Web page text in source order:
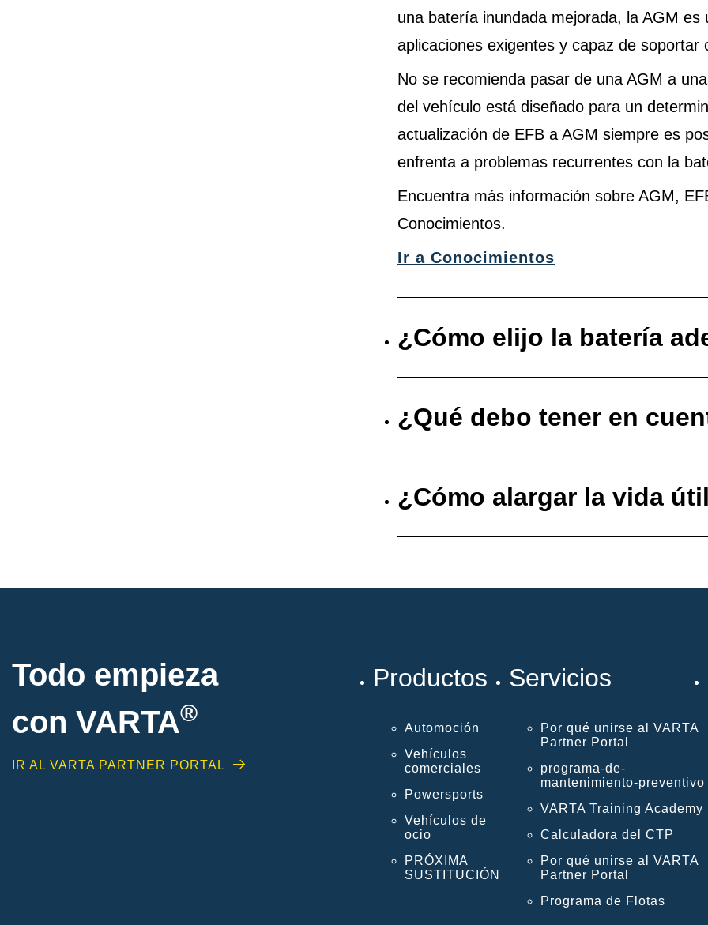
una batería inundada mejorada, la AGM
aplicaciones exigentes y capaz de
No se recomienda pasar de una AGM a
del vehículo está diseñado para un
actualización de EFB a AGM siempre es
enfrenta a problemas recurrentes con la
Encuentra más información sobre AGM,
Conocimientos.
Ir a Conocimientos
¿Cómo elijo la batería
¿Qué debo tener en
¿Cómo alargar la vida
Todo empieza
con VARTA®
IR AL VARTA PARTNER PORTAL
Productos
Automoción
Vehículos
comerciales
Powersports
Vehículos de
ocio
PRÓXIMA
SUSTITUCIÓN
Servicios
Por qué unirse al VARTA
Partner Portal
programa-de-
mantenimiento-preventivo
VARTA Training Academy
Calculadora del CTP
Por qué unirse al VARTA
Partner Portal
Programa de Flotas